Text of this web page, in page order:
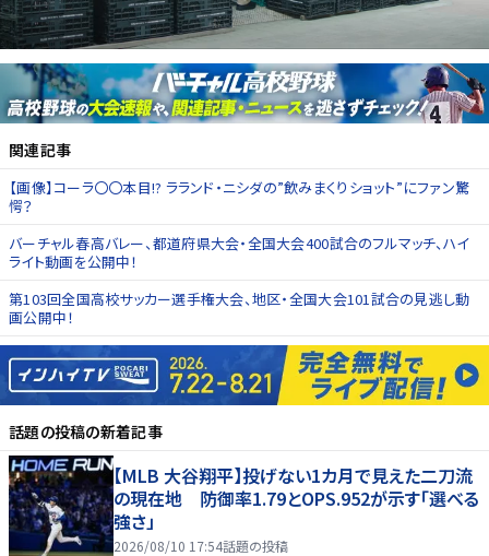
関連記事
【画像】コーラ〇〇本目!? ラランド・ニシダの”飲みまくりショット”にファン驚
愕？
バーチャル春高バレー、都道府県大会・全国大会400試合のフルマッチ、ハイ
ライト動画を公開中！
第103回全国高校サッカー選手権大会、地区・全国大会101試合の見逃し動
画公開中！
話題の投稿の新着記事
【MLB 大谷翔平】投げない1カ月で見えた二刀流
の現在地 防御率1.79とOPS.952が示す「選べる
強さ」
2026/08/10 17:54話題の投稿